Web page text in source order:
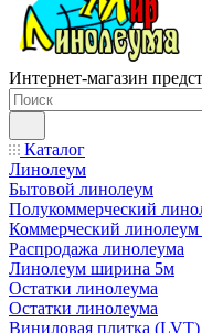
Интернет-магазин
Каталог
Линолеум
Бытовой линолеум
Полукоммерческий
Коммерческий
Распродажа линолеума
Линолеум ширина 5м
Остатки линолеума
Остатки линолеума
Виниловая плитка (LVT)